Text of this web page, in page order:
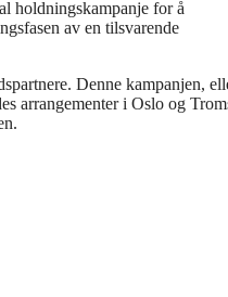
holdningskampanje for å
av en tilsvarende
Denne kampanjen,
arrangementer i Oslo og